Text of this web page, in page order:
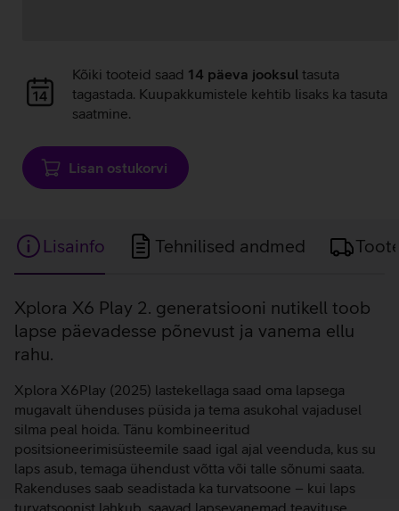
Andmete
laadimine
Kõiki tooteid saad 14 päeva jooksul tasuta
tagastada. Kuupakkumistele kehtib lisaks ka tasuta
saatmine.
Lisan ostukorvi
Lisainfo Tehnilised andmed
Lisainfo
Xplora X6 Play 2. generatsiooni nutikell toob
lapse päevadesse põnevust ja vanema ellu
rahu.
Xplora X6Play (2025) lastekellaga saad oma lapsega
mugavalt ühenduses püsida ja tema asukohal vajadusel
silma peal hoida. Tänu kombineeritud
positsioneerimisüsteemile saad igal ajal veenduda, kus su
laps asub, temaga ühendust võtta või talle sõnumi saata.
Rakenduses saab seadistada ka turvatsoone – kui laps
turvatsoonist lahkub, saavad lapsevanemad teavituse.